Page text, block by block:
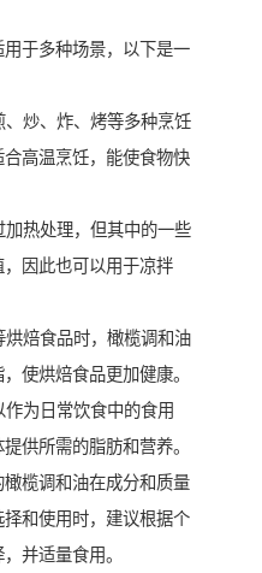
于多种场景，以下是一
炒、炸、烤等多种烹饪
高温烹饪，能使食物快
热处理，但其中的一些
因此也可以用于凉拌
焙食品时，橄榄调和油
使烘焙食品更加健康。
为日常饮食中的食用
供所需的脂肪和营养。
榄调和油在成分和质量
择和使用时，建议根据个
并适量食用。